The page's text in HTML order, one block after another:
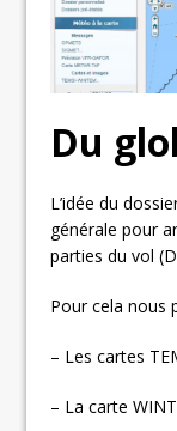
Du
L’idée du
générale pour
parties du vol
Pour cela nous
– Les cartes
– La carte